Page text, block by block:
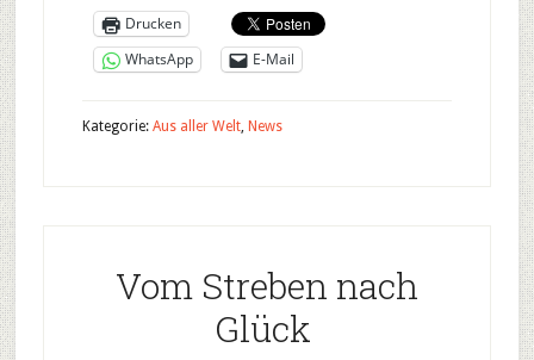
Drucken
WhatsApp
E-Mail
Kategorie: Aus aller Welt, News
Vom Streben nach
Glück